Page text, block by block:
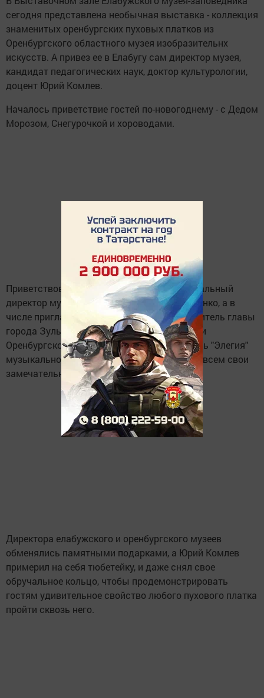
сегодня представлена необычная выставка - коллекция
знаменитых оренбургских пуховых платков из
Оренбургского областного музея изобразительнх
искусств. А привез ее в Елабугу сам директор музея,
кандидат педагогических наук, доктор культурологии,
доцент Юрий Комлев.
Началось приветствие гостей по-новогоднему - с Дедом
Морозом, Снегурочкой и хороводами.
Приветствовала гостей мероприятия генеральный
директор музея-заповедника Гульзада Руденко, а в
числе приглашенных гостей были и заместитель главы
города Зульфия Сунгатуллина, и сотрудники
Оренбургского музея, и вокальный ансамбль "Элегия"
музыкальной школы №1, который подарил всем свои
замечательные песни.
Директора елабужского и оренбургского музеев
обменялись памятными подарками, а Юрий Комлев
примерил на себя тюбетейку, и даже снял свое
обручальное кольцо, чтобы продемонстрировать
гостям удивительное свойство любого пухового платка
пройти сквозь него.